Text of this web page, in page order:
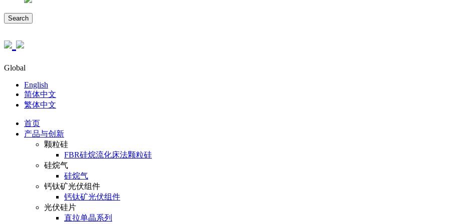
Search
Global
English
简体中文
繁体中文
首页
产品与创新
颗粒硅
FBR硅烷流化床法颗粒硅
硅烷气
硅烷气
钙钛矿光伏组件
钙钛矿光伏组件
光伏硅片
直拉单晶系列